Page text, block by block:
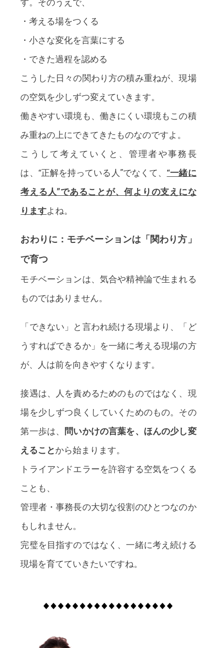
す。そのうえで、
・考える場をつくる
・小さな変化を言葉にする
・できた過程を認める
こうした日々の関わり方の積み重ねが、現場
の空気を少しずつ変えていきます。
働きやすい環境も、働きにくい環境もこの積
み重ねの上にできてきたものなのですよ。
こうして考えていくと、管理者や事務長
は、“正解を持っている人”でなくて、 “一緒に
考える人”であることが、何よりの支えにな
りますよね。
おわりに：モチベーションは「関わり方」
で育つ
モチベーションは、気合や精神論で生まれる
ものではありません。
「できない」と言われ続ける現場より、「ど
うすればできるか」を一緒に考える現場の方
が、人は前を向きやすくなります。
接遇は、人を責めるためのものではなく、現
場を少しずつ良くしていくためのもの。その
第一歩は、
問いかけの言葉を、ほんの少し変
えることから始まります。
トライアンドエラーを許容する空気をつくる
ことも、
管理者・事務長の大切な役割のひとつなのか
もしれません。
完璧を目指すのではなく、一緒に考え続ける
現場を育てていきたいですね。